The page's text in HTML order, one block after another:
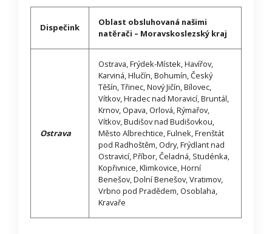
Dispečink
Oblast obsluhovaná našimi
natěrači – Moravskoslezský kraj
Ostrava
Ostrava, Frýdek-Místek, Havířov,
Karviná, Hlučín, Bohumín, Český
Těšín, Třinec, Nový Jičín, Bílovec,
Vítkov, Hradec nad Moravicí, Bruntál,
Krnov, Opava, Orlová, Rýmařov,
Vítkov, Budišov nad Budišovkou,
Město Albrechtice, Fulnek, Frenštát
pod Radhoštěm, Odry, Frýdlant nad
Ostravicí, Příbor, Čeladná, Studénka,
Kopřivnice, Klimkovice, Horní
Benešov, Dolní Benešov, Vratimov,
Vrbno pod Pradědem, Osoblaha,
Kravaře